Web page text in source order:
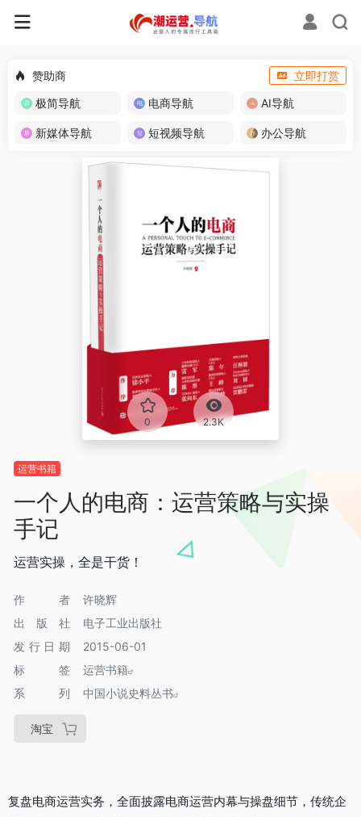
赞助商
立即打赏
极简导航
电商导航 AI导航
新媒体导航 短视频导航 办公导航
0 2.3K
运营书籍
一个人的电商：运营策略与实操
手记
运营实操，全是干货！
作者
许晓辉
出版社
电子工业出版社
发行日期
2015-06-01
标签
运营书籍
系列
中国小说史料丛书
淘宝
复盘电商运营实务，全面披露电商运营内幕与操盘细节，传统企